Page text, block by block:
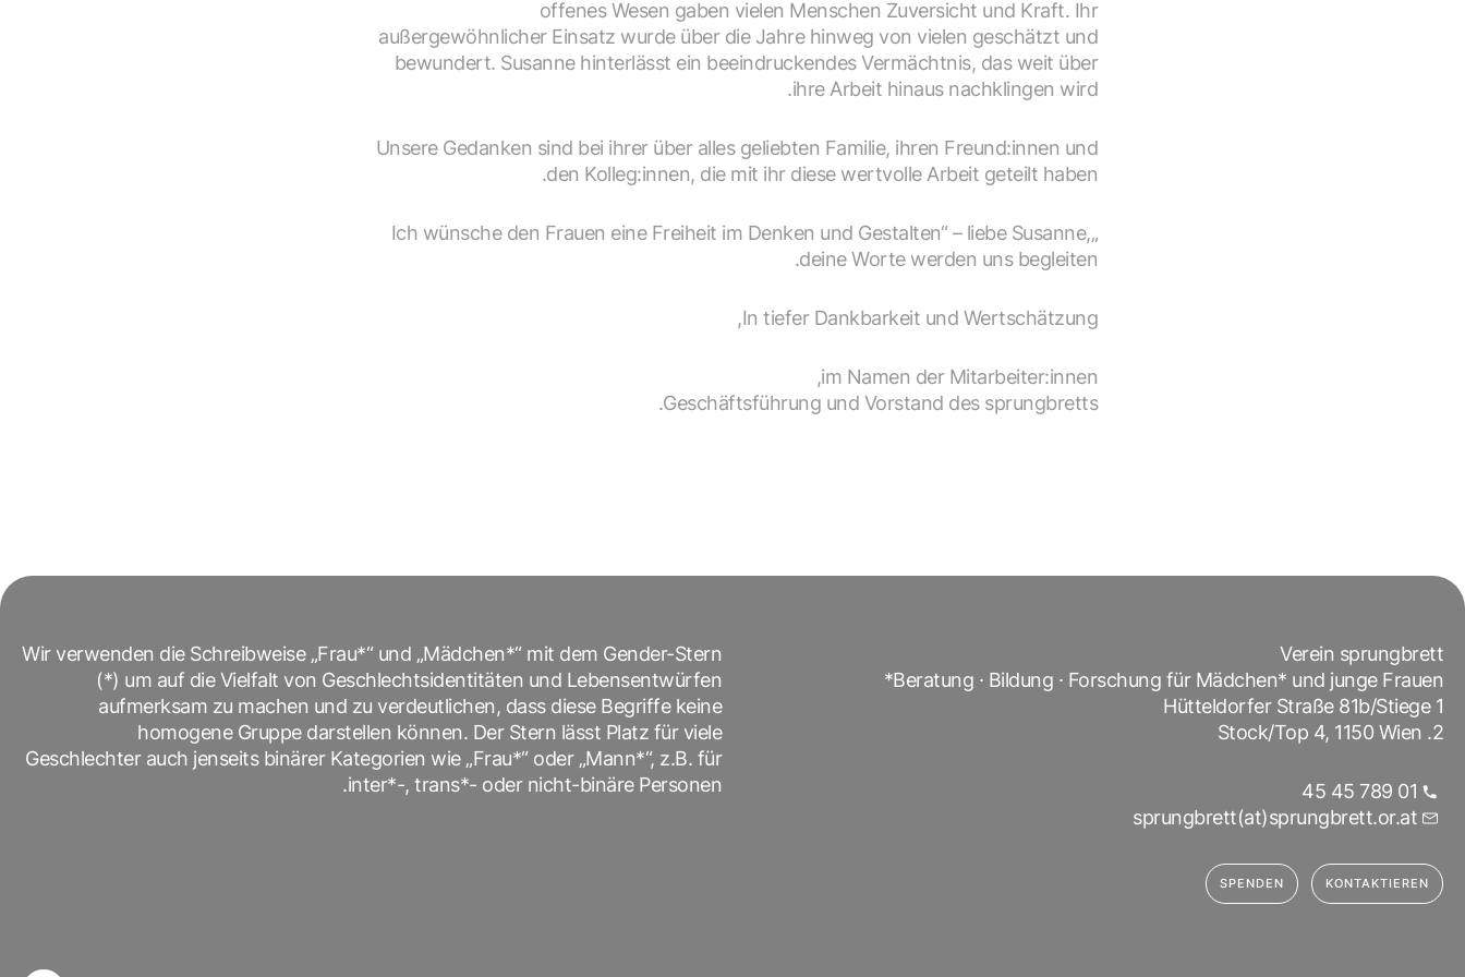
offenes Wesen gaben vielen Menschen Zuversicht und Kraft. Ihr
außergewöhnlicher Einsatz wurde über die Jahre hinweg von vielen geschätzt und
bewundert. Susanne hinterlässt ein beeindruckendes Vermächtnis, das weit über
ihre Arbeit hinaus nachklingen wird.
Unsere Gedanken sind bei ihrer über alles geliebten Familie, ihren Freund:innen und
den Kolleg:innen, die mit ihr diese wertvolle Arbeit geteilt haben.
„Ich wünsche den Frauen eine Freiheit im Denken und Gestalten“ – liebe Susanne,
deine Worte werden uns begleiten.
In tiefer Dankbarkeit und Wertschätzung,
im Namen der Mitarbeiter:innen,
Geschäftsführung und Vorstand des sprungbretts.
Verein sprungbrett
Beratung · Bildung · Forschung für Mädchen* und junge Frauen*
Hütteldorfer Straße 81b/Stiege 1
2. Stock/Top 4, 1150 Wien
01 789 45 45
sprungbrett(at)sprungbrett.or.at
KONTAKTIEREN
SPENDEN
Wir verwenden die Schreibweise „Frau*“ und „Mädchen*“ mit dem Gender-Stern
(*) um auf die Vielfalt von Geschlechtsidentitäten und Lebensentwürfen
aufmerksam zu machen und zu verdeutlichen, dass diese Begriffe keine
homogene Gruppe darstellen können. Der Stern lässt Platz für viele
Geschlechter auch jenseits binärer Kategorien wie „Frau*“ oder „Mann*“, z.B. für
inter*-, trans*- oder nicht-binäre Personen.